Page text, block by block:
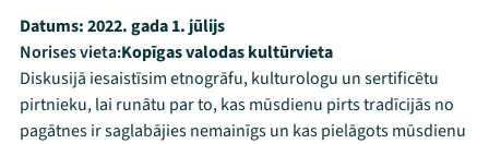
Datums:2022. gada 1. jūlijs
Norises vieta:Kopīgas valodas kultūrvieta
Diskusijā iesaistīsim etnogrāfu, kulturologu un sertificētu
pirtnieku, lai runātu par to, kas mūsdienu pirts tradīcijās no
pagātnes ir saglabājies nemainīgs un kas pielāgots mūsdienu